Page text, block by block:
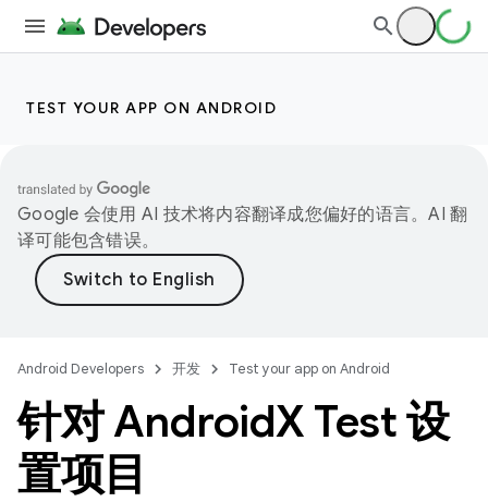
TEST YOUR APP ON ANDROID
Google 会使用 AI 技术将内容翻译成您偏好的语言。AI 翻
译可能包含错误。
Android Developers 开发 Test your app on Android
针对 AndroidX Test 设
置项目